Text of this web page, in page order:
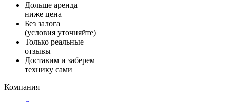
Дольше аренда —
ниже цена
Без залога
(условия уточняйте)
Только реальные
отзывы
Доставим и заберем
технику сами
Компания